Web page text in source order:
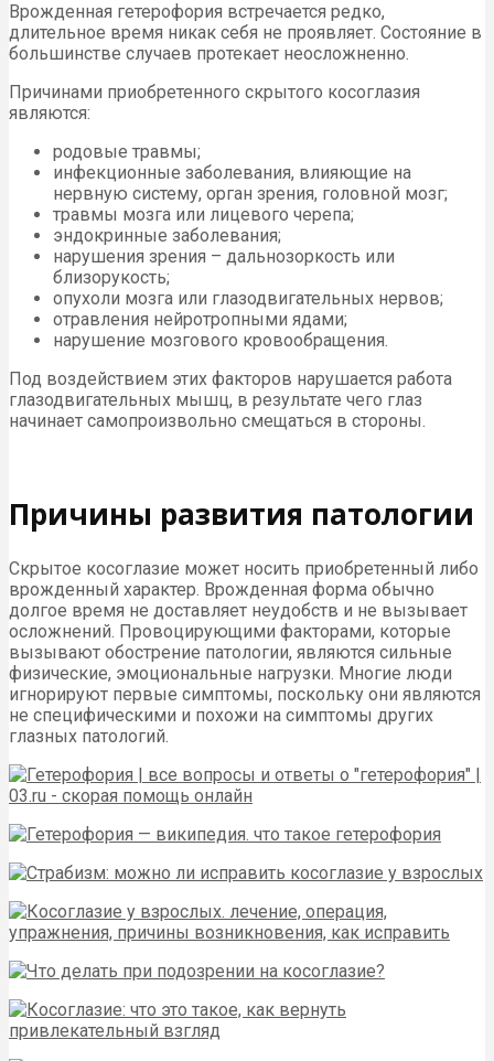
Врожденная гетерофория встречается редко,
длительное время никак себя не проявляет. Состояние в
большинстве случаев протекает неосложненно.
Причинами приобретенного скрытого косоглазия
являются:
родовые травмы;
инфекционные заболевания, влияющие на
нервную систему, орган зрения, головной мозг;
травмы мозга или лицевого черепа;
эндокринные заболевания;
нарушения зрения – дальнозоркость или
близорукость;
опухоли мозга или глазодвигательных нервов;
отравления нейротропными ядами;
нарушение мозгового кровообращения.
Под воздействием этих факторов нарушается работа
глазодвигательных мышц, в результате чего глаз
начинает самопроизвольно смещаться в стороны.
Причины развития патологии
Скрытое косоглазие может носить приобретенный либо
врожденный характер. Врожденная форма обычно
долгое время не доставляет неудобств и не вызывает
осложнений. Провоцирующими факторами, которые
вызывают обострение патологии, являются сильные
физические, эмоциональные нагрузки. Многие люди
игнорируют первые симптомы, поскольку они являются
не специфическими и похожи на симптомы других
глазных патологий.